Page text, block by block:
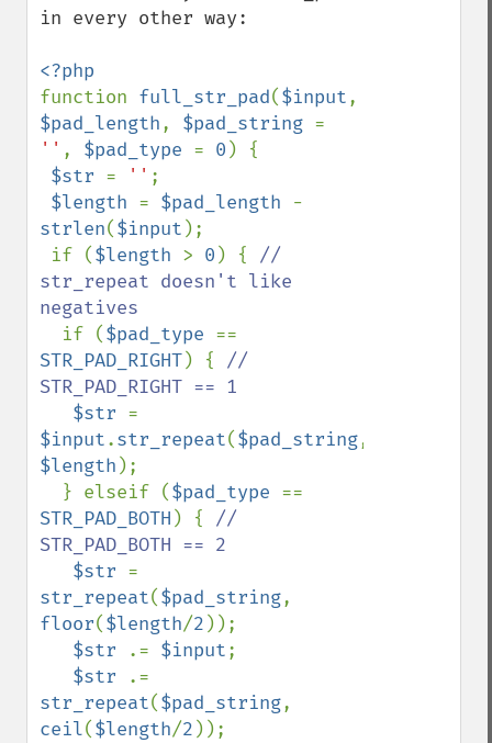
in every other way:
function full_str_pad($input
$pad_length, $pad_string
'' , $pad_type = 0 ) {
$str = '' ;
$length = $pad_length
strlen($input );
if ($length > 0 ) { //
str_repeat doesn't like
negatives
if ($pad_type
STR_PAD_RIGHT) { //
STR_PAD_RIGHT == 1
$str
$input.str_repeat($pad_string
$length );
  } elseif (
$pad_type
STR_PAD_BOTH ) { //
STR_PAD_BOTH == 2
$str
str_repeat($pad_string
floor($length/2 ));
$str
.= $input;
$str
str_repeat($pad_string
ceil($length/2 ));